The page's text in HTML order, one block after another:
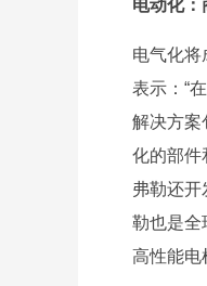
电动化：
电气化将
表示：“
解决方案
化的部件
弗勒还开
勒也是全
高性能电